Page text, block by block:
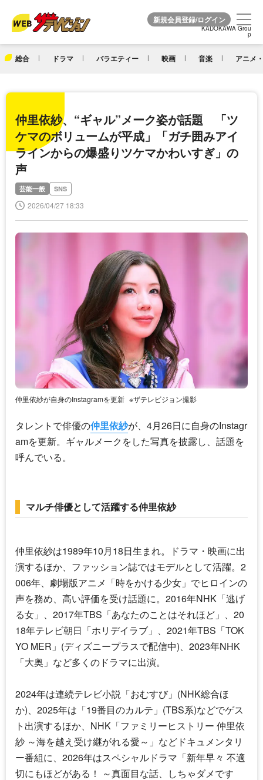
KADOKAWA Grou
p
総合 ドラマ バラエティー 映画 音楽 アニメ
KADOKAWA Grou
p
仲里依紗、“ギャル”メーク姿が話題 「ツ
ケマのボリュームが平成」「ガチ囲みアイ
ラインからの爆盛りツケマかわいすぎ」の
声
芸能一般 SNS
2026/04/27 18:33
仲里依紗が自身のInstagramを更新 ※ザテレビジョン撮影
タレントで俳優の仲里依紗が、4月26日に自身のInstagr
amを更新。ギャルメークをした写真を披露し、話題を
呼んでいる。
マルチ俳優として活躍する仲里依紗
仲里依紗は1989年10月18日生まれ。ドラマ・映画に出
演するほか、ファッション誌ではモデルとして活躍。2
006年、劇場版アニメ「時をかける少女」でヒロインの
声を務め、高い評価を受け話題に。2016年NHK「逃げ
る女」、2017年TBS「あなたのことはそれほど」、20
18年テレビ朝日「ホリデイラブ」、2021年TBS「TOK
YO MER」(ディズニープラスで配信中)、2023年NHK
「大奥」など多くのドラマに出演。
2024年は連続テレビ小説「おむすび」(NHK総合ほ
か)、2025年は「19番目のカルテ」(TBS系)などでゲス
ト出演するほか、NHK「ファミリーヒストリー 仲里依
紗 ～海を越え受け継がれる愛～」などドキュメンタリ
ー番組に、2026年はスペシャルドラマ「新年早々 不適
切にもほどがある！ ～真面目な話、しちゃダメです